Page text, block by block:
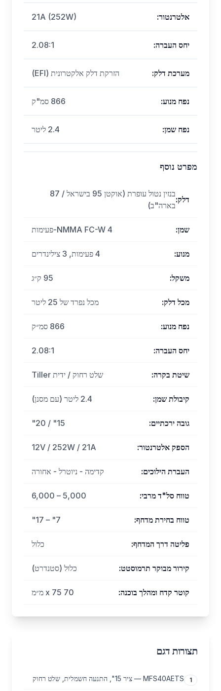
אלטרנטור:
21A (252W)
יחס העברה:
2.08:1
מערכת דלק: הזרקת דלק אלקטרונית (EFI)
נפח מנוע: 866 סמ"ק
נפח שמן: 2.4 ליטר
מפרט נוסף
דלק:
בנזין נטול עופרת (אוקטן 95 בישראל / 87
בארה"ב)
שמן: NMMA FC-W 4-פעימות
מנוע: 4 פעימות, 3 צילינדרים
משקל: 95 ק״ג
מכל דלק: מכל נפרד של 25 ליטר
נפח מנוע: 866 סמ״ק
יחס העברה:
2.08:1
שיטת בקרה: שלט רחוק / ידית Tiller
קיבולת שמן: 2.4 ליטר (עם מסנן)
גובה ירכתיים:
15" / 20"
הספק אלטרנטור:
12V / 252W / 21A
העברת הילוכים: קדימה - ניוטרל - אחורה
טווח סל"ד מרבי:
5,000 – 6,000
טווח בחירת מדחף:
7" – 17"
פליטה דרך המדחף: כלול
קירור מבוקר תרמוסטט: כלול (סטנדרט)
קוטר קדח ומהלך בוכנה: 70 x 75 מ״מ
תצורות דגם
1 MFS40AETS — ציר 15", התנעה חשמלית, שלט רחוק